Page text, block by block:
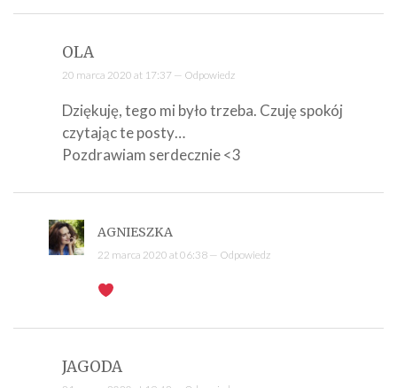
OLA
20 marca 2020 at 17:37 — Odpowiedz
Dziękuję, tego mi było trzeba. Czuję spokój
czytając te posty…
Pozdrawiam serdecznie <3
AGNIESZKA
22 marca 2020 at 06:38 — Odpowiedz
JAGODA